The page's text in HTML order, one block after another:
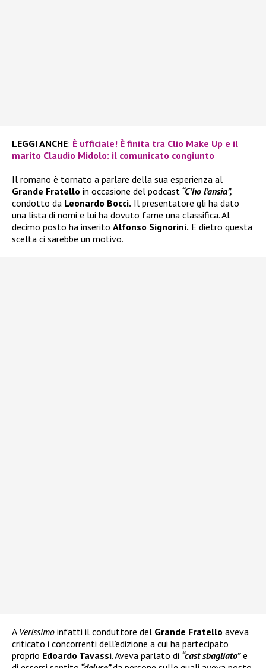
LEGGI ANCHE: È ufficiale! È finita tra Clio Make Up e il
marito Claudio Midolo: il comunicato congiunto
Il romano è tornato a parlare della sua esperienza al
Grande Fratello in occasione del podcast “C’ho l’ansia”,
condotto da Leonardo Bocci. Il presentatore gli ha dato
una lista di nomi e lui ha dovuto farne una classifica. Al
decimo posto ha inserito Alfonso Signorini. E dietro questa
scelta ci sarebbe un motivo.
A Verissimo infatti il conduttore del Grande Fratello aveva
criticato i concorrenti dell’edizione a cui ha partecipato
proprio Edoardo Tavassi. Aveva parlato di “cast sbagliato”e